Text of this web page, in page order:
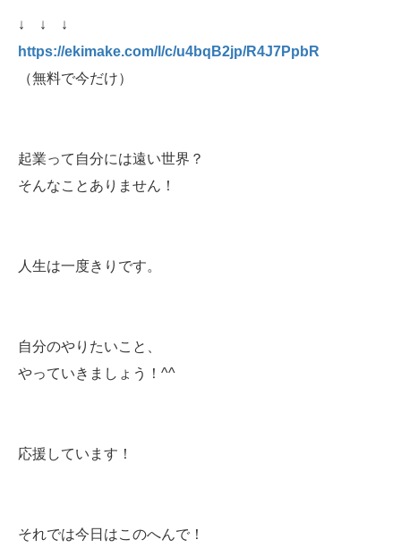
↓ ↓ ↓
https://ekimake.com/l/c/u4bqB2jp/R4J7PpbR
（無料で今だけ）
起業って自分には遠い世界？
そんなことありません！
人生は一度きりです。
自分のやりたいこと、
やっていきましょう！^^
応援しています！
それでは今日はこのへんで！